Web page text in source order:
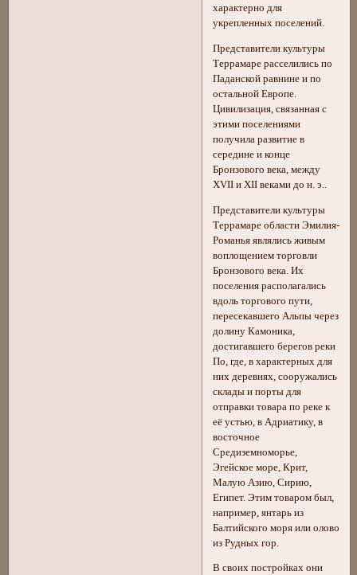
характерно для
укрепленных поселений.
Представители культуры
Террамаре расселились по
Паданской равнине и по
остальной Европе.
Цивилизация, связанная с
этими поселениями
получила развитие в
середине и конце
Бронзового века, между
XVII и XII веками до н. э..
Представители культуры
Террамаре области Эмилия-
Романья являлись живым
воплощением торговли
Бронзового века. Их
поселения располагались
вдоль торгового пути,
пересекавшего Альпы через
долину Камоника,
достигавшего берегов реки
По, где, в характерных для
них деревнях, сооружались
склады и порты для
отправки товара по реке к
её устью, в Адриатику, в
восточное
Средиземноморье,
Эгейское море, Крит,
Малую Азию, Сирию,
Египет. Этим товаром был,
например, янтарь из
Балтийского моря или олово
из Рудных гор.
В своих постройках они